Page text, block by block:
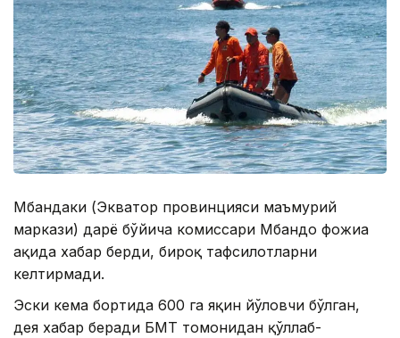
Мбандаки (Экватор провинцияси маъмурий
маркази) дарё бўйича комиссари Мбандо фожиа
ҳақида хабар берди, бироқ тафсилотларни
келтирмади.
Эски кема бортида 600 га яқин йўловчи бўлган,
дея хабар беради БМТ томонидан қўллаб-